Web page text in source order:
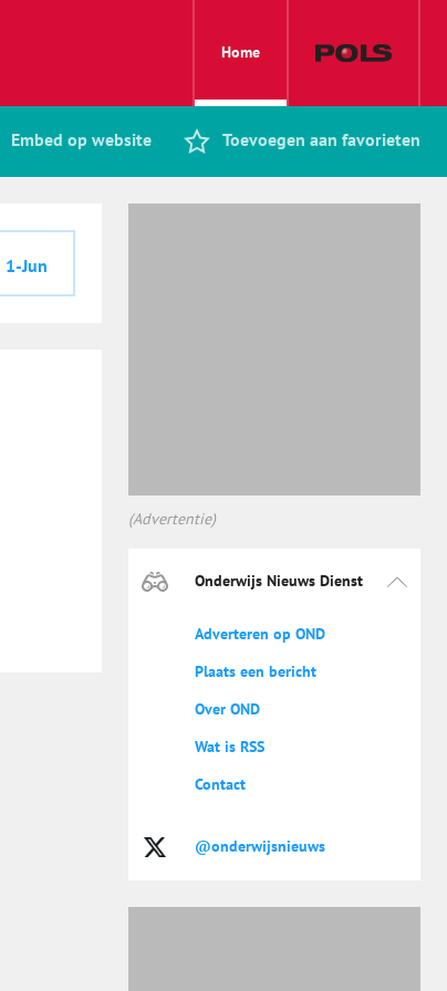
Home
Embed op website Toevoegen aan favorieten
1-Jun
(Advertentie)
Onderwijs Nieuws Dienst
Adverteren op OND
Plaats een bericht
Over OND
Wat is RSS
Contact
@onderwijsnieuws